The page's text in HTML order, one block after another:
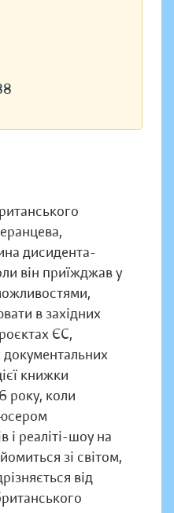
дисидента-
він приїжджав у
в західних
ЄС,
книжки
року, коли
і реаліті-шоу на
зі світом,
від